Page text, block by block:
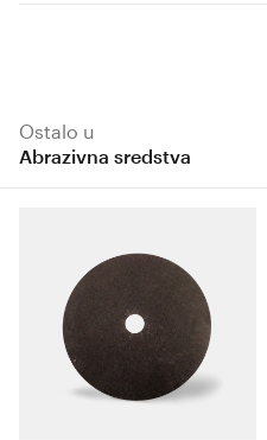
Ostalo u
Abrazivna sredstva